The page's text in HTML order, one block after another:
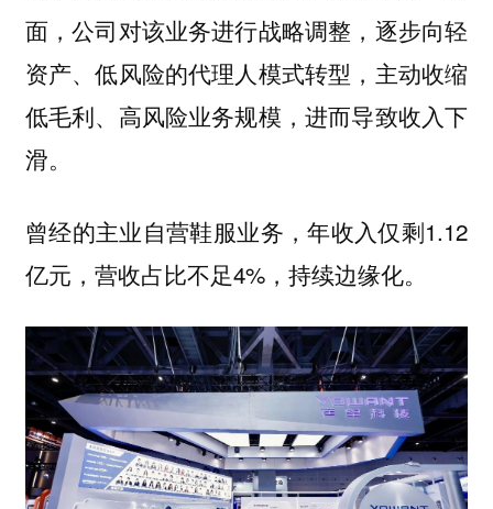
面，公司对该业务进行战略调整，逐步向轻
资产、低风险的代理人模式转型，主动收缩
低毛利、高风险业务规模，进而导致收入下
滑。
曾经的主业自营鞋服业务，年收入仅剩1.12
亿元，营收占比不足4%，持续边缘化。